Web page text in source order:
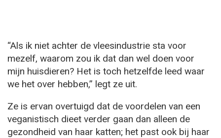
“Als ik niet achter de vleesindustrie sta voor
mezelf, waarom zou ik dat dan wel doen voor
mijn huisdieren? Het is toch hetzelfde leed waar
we het over hebben,” legt ze uit.
Ze is ervan overtuigd dat de voordelen van een
veganistisch dieet verder gaan dan alleen de
gezondheid van haar katten; het past ook bij haar